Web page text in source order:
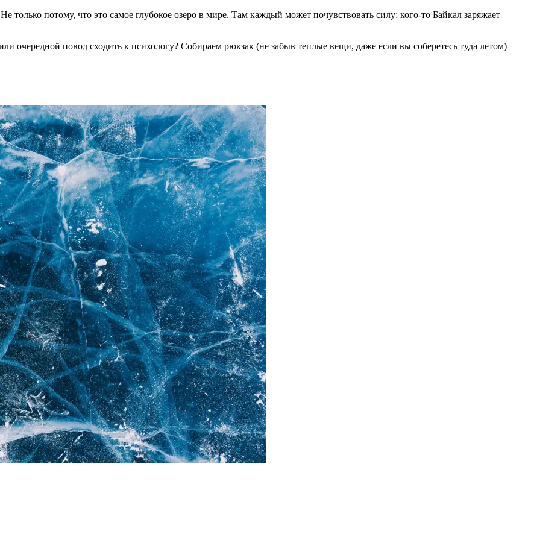
потому, что это самое глубокое озеро в мире. Там каждый может почувствовать силу: кого-то Байкал заряжает
очередной повод сходить к психологу? Собираем рюкзак (не забыв теплые вещи, даже если вы соберетесь туда летом)